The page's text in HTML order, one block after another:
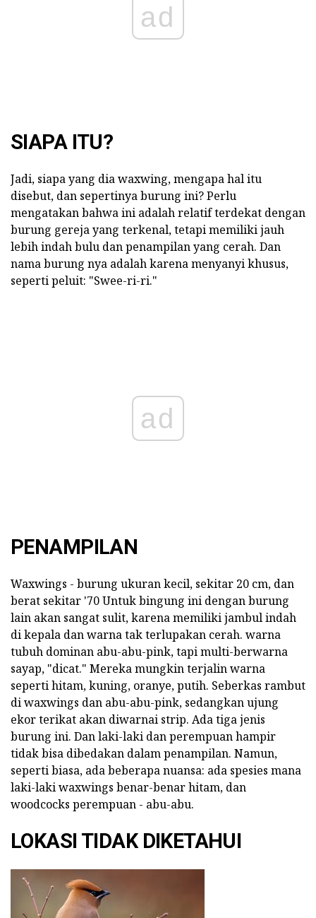
ad
SIAPA ITU?
Jadi, siapa yang dia waxwing, mengapa hal itu
disebut, dan sepertinya burung ini? Perlu
mengatakan bahwa ini adalah relatif terdekat dengan
burung gereja yang terkenal, tetapi memiliki jauh
lebih indah bulu dan penampilan yang cerah. Dan
nama burung nya adalah karena menyanyi khusus,
seperti peluit: "Swee-ri-ri."
ad
PENAMPILAN
Waxwings - burung ukuran kecil, sekitar 20 cm, dan
berat sekitar '70 Untuk bingung ini dengan burung
lain akan sangat sulit, karena memiliki jambul indah
di kepala dan warna tak terlupakan cerah. warna
tubuh dominan abu-abu-pink, tapi multi-berwarna
sayap, "dicat." Mereka mungkin terjalin warna
seperti hitam, kuning, oranye, putih. Seberkas rambut
di waxwings dan abu-abu-pink, sedangkan ujung
ekor terikat akan diwarnai strip. Ada tiga jenis
burung ini. Dan laki-laki dan perempuan hampir
tidak bisa dibedakan dalam penampilan. Namun,
seperti biasa, ada beberapa nuansa: ada spesies mana
laki-laki waxwings benar-benar hitam, dan
woodcocks perempuan - abu-abu.
LOKASI TIDAK DIKETAHUI